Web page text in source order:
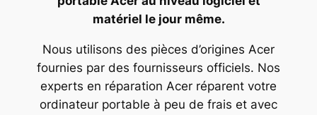
matériel le jour même.
Nous utilisons des pièces d’origines Acer
fournies par des fournisseurs officiels. Nos
experts en réparation Acer réparent votre
ordinateur portable à peu de frais et avec